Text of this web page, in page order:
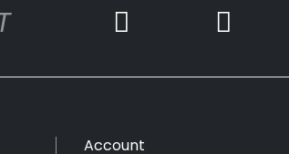
Account